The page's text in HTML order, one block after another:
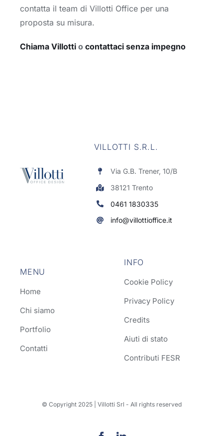
contatta il team di Villotti Office per una
proposta su misura.
Chiama Villotti o contattaci senza impegno
VILLOTTI S.R.L.
Via G.B. Trener, 10/B
38121 Trento
0461 1830335
info@villottioffice.it
MENU
Home
Chi siamo
Portfolio
Contatti
INFO
Cookie Policy
Privacy Policy
Credits
Aiuti di stato
Contributi FESR
© Copyright 2025 | Villotti Srl - All rights reserved